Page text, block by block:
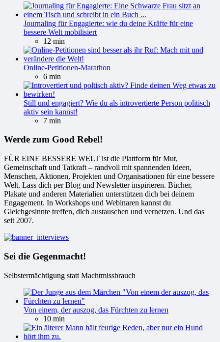
Journaling für Engagierte: wie du deine Kräfte für eine
bessere Welt mobilisiert
12 min
Online-Petitionen-Marathon
6 min
Still und engagiert? Wie du als introvertierte Person politisch
aktiv sein kannst!
7 min
Werde zum Good Rebel!
FÜR EINE BESSERE WELT ist die Plattform für Mut,
Gemeinschaft und Tatkraft – randvoll mit spannenden Ideen,
Menschen, Aktionen, Projekten und Organisationen für eine bessere
Welt. Lass dich per Blog und Newsletter inspirieren. Bücher,
Plakate und anderen Materialien unterstützen dich bei deinem
Engagement. In Workshops und Webinaren kannst du
Gleichgesinnte treffen, dich austauschen und vernetzen. Und das
seit 2007.
Sei die Gegenmacht!
Selbstermächtigung statt Machtmissbrauch
Von einem, der auszog, das Fürchten zu lernen
10 min